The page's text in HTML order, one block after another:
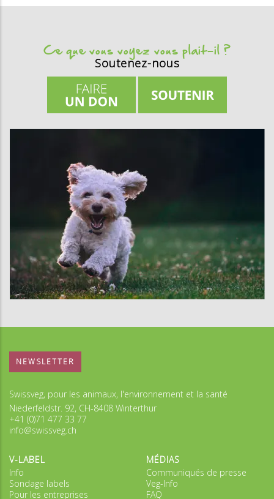
Ce que vous voyez vous plait-il ?
Soutenez-nous
NEWSLETTER
Swissveg, pour les animaux, l'environnement et la santé
Niederfeldstr. 92, CH-8408 Winterthur
+41 (0)71 477 33 77
info@swissveg.ch
V-LABEL
Info
Sondage labels
Pour les entreprises
MÉDIAS
Communiqués de presse
Veg-Info
FAQ